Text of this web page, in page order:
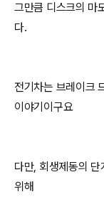
그만큼 디스크의 마
다.
전기차는 브레이크
이야기이구요
다만, 회생제동의
위해